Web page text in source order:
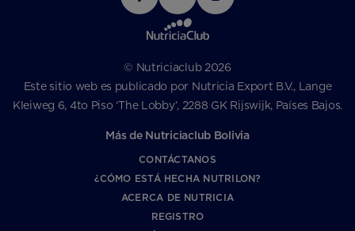
© Nutriciaclub 2026
Este sitio web es publicado por Nutricia Export B.V., Lange
Kleiweg 6, 4to Piso ‘The Lobby’, 2288 GK Rijswijk, Países Bajos.
Más de Nutriciaclub Bolivia
CONTÁCTANOS
¿CÓMO ESTÁ HECHA NUTRILON?
ACERCA DE NUTRICIA
REGISTRO